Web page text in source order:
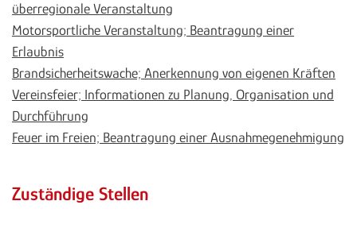
überregionale Veranstaltung
Motorsportliche Veranstaltung; Beantragung einer
Erlaubnis
Brandsicherheitswache; Anerkennung von eigenen Kräften
Vereinsfeier; Informationen zu Planung, Organisation und
Durchführung
Feuer im Freien; Beantragung einer Ausnahmegenehmigung
Zuständige Stellen